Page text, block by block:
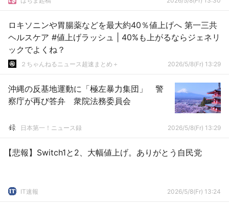
ロキソニンや胃腸薬などを最大約40％値上げへ 第一三共
ヘルスケア #値上げラッシュ | 40%も上がるならジェネリ
ックでよくね？
２ちゃんねるニュース超速まとめ＋ 2026/5/8(Fr) 13:29
沖縄の反基地運動に「極左暴力集団」 警
察庁が再び答弁 衆院法務委員会
日本第一！ニュース録 2026/5/8(Fr) 13:29
【悲報】Switch1と2、大幅値上げ。ありがとう自民党
IT速報 2026/5/8(Fr) 13:24